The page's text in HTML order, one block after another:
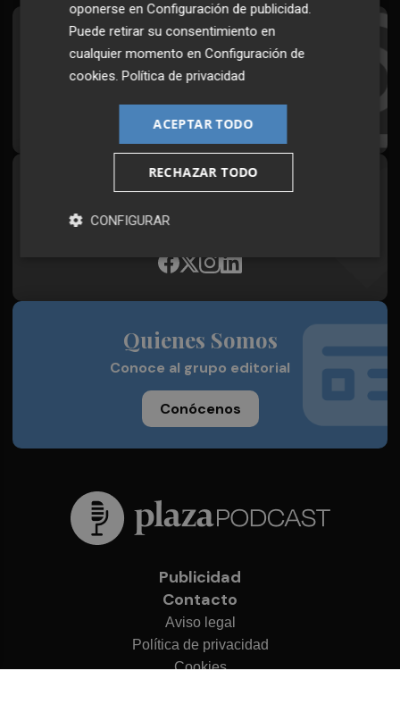
Suscríbete al Boletín
Todos los días a primera hora en tu email
Síguenos en redes
Plaza Podcast, desde cualquier medio
Quienes Somos
Conoce al grupo editorial
Conócenos
Publicidad
Contacto
Aviso legal
Política de privacidad
Cookies
oponerse enConfiguración de publicidad.
Puede retirar su consentimiento en
cualquier momento enConfiguración de
cookies.Política de privacidad
ACEPTAR TODO
RECHAZAR TODO
CONFIGURAR